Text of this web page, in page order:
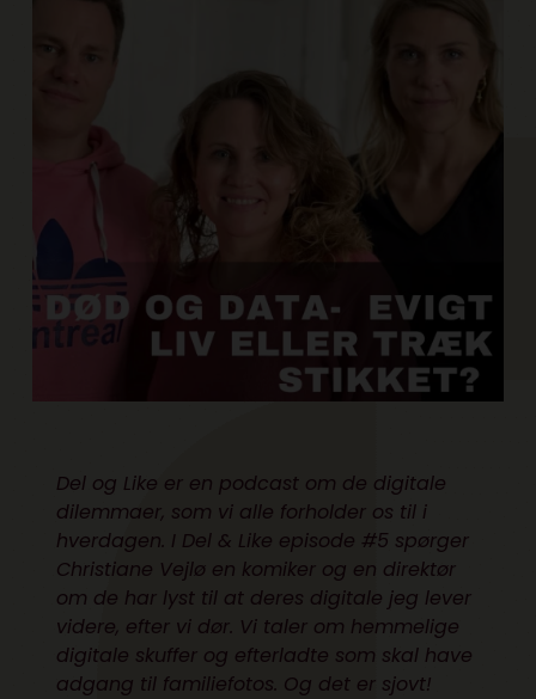
Del og Like er en podcast om de digitale
dilemmaer, som vi alle forholder os til i
hverdagen. I Del & Like episode #5 spørger
Christiane Vejlø en komiker og en direktør
om de har lyst til at deres digitale jeg lever
videre, efter vi dør. Vi taler om hemmelige
digitale skuffer og efterladte som skal have
adgang til familiefotos. Og det er sjovt!